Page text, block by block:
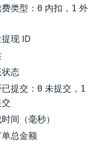
类型： 0 内扣， 1 外
现 ID
态
提交： 0 未提交， 1
间（毫秒）
总金额